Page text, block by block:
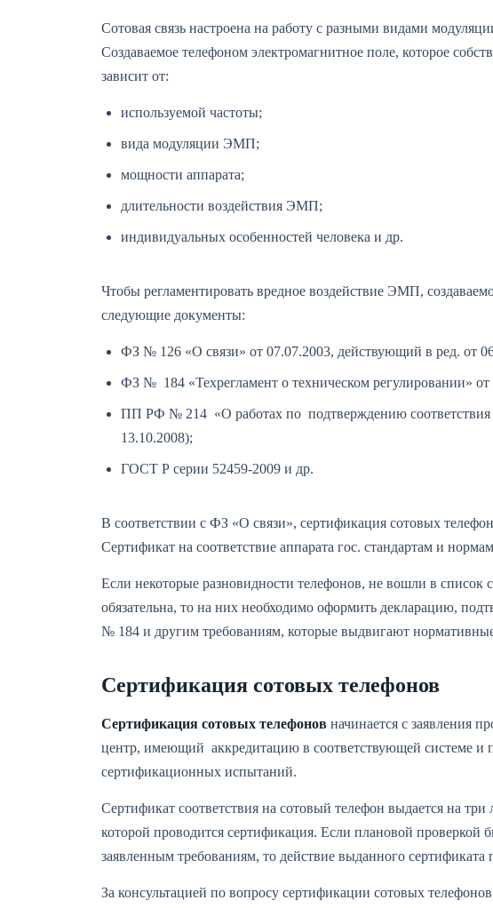
Сотовая связь настроена на работу с разными видами
Создаваемое телефоном электромагнитное поле, которое
зависит от:
используемой частоты;
вида модуляции ЭМП;
мощности аппарата;
длительности воздействия ЭМП;
индивидуальных особенностей человека и др.
Чтобы регламентировать вредное воздействие ЭМП,
следующие документы:
ФЗ № 126 «О связи» от 07.07.2003, действующий в ред. от
ФЗ № 184 «Техрегламент о техническом регулировании» от
ПП РФ № 214 «О работах по подтверждению соответствия
13.10.2008);
ГОСТ Р серии 52459-2009 и др.
В соответствии с ФЗ «О связи», сертификация сотовых
Сертификат на соответствие аппарата гос. стандартам и
Если некоторые разновидности телефонов, не вошли в список
обязательна, то на них необходимо оформить декларацию,
№ 184 и другим требованиям, которые выдвигают
Сертификация сотовых телефонов
Сертификация сотовых телефонов начинается с заявления
центр, имеющий аккредитацию в соответствующей системе и
сертификационных испытаний.
Сертификат соответствия на сотовый телефон выдается на
которой проводится сертификация. Если плановой проверкой
заявленным требованиям, то действие выданного сертификата
За консультацией по вопросу сертификации сотовых